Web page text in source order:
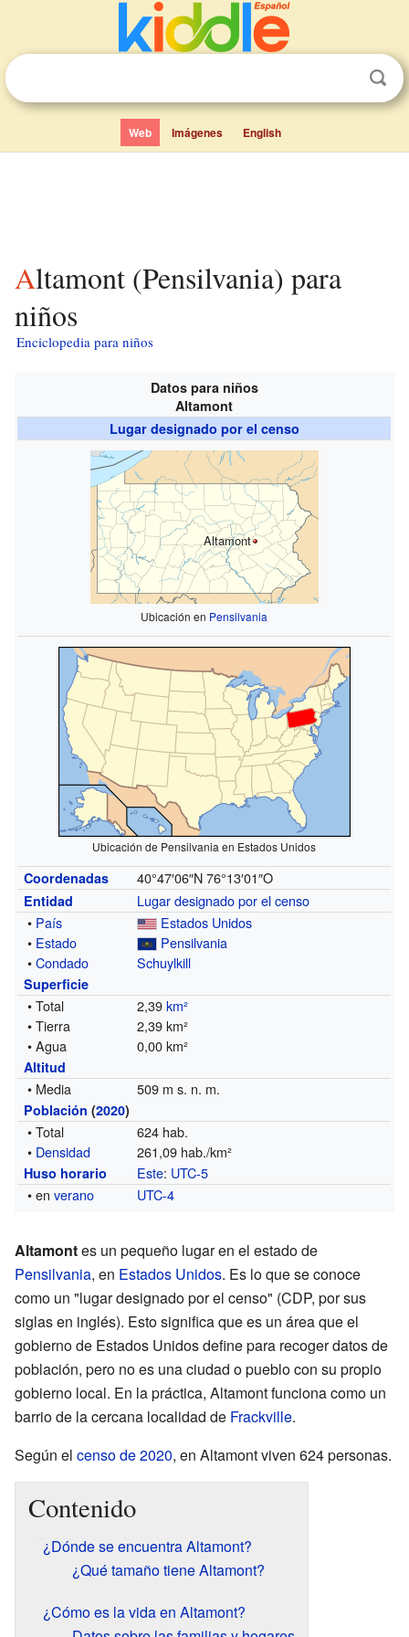
Web Imágenes English
Altamont (Pensilvania) para
niños
Enciclopedia para niños
Datos para niños
Altamont
Lugar designado por el censo
Altamont
Ubicación en Pensilvania
Ubicación de Pensilvania en Estados Unidos
Coordenadas 40°47′06″N 76°13′01″O
Entidad
Lugar designado por el censo
• País
Estados Unidos
• Estado
Pensilvania
•Condado Schuylkill
Superficie
• Total 2,39km²
• Tierra
2,39 km²
• Agua
0,00 km²
Altitud
• Media 509 m s. n. m.
Población (2020)
• Total
624 hab.
• Densidad 261,09 hab./km²
Huso horario Este: UTC-5
• enverano UTC-4
Altamontes un pequeño lugar en el estado de
Pensilvania, en Estados Unidos. Es lo que se conoce
como un "lugar designado por el censo" (CDP, por sus
siglas en inglés). Esto significa que es un área que el
gobierno de Estados Unidos define para recoger datos de
población, pero no es una ciudad o pueblo con su propio
gobierno local. En la práctica, Altamont funciona como un
barrio de la cercana localidad de Frackville.
Según el censo de 2020, en Altamont viven 624 personas.
Contenido
¿Dónde se encuentra Altamont?
¿Qué tamaño tiene Altamont?
¿Cómo es la vida en Altamont?